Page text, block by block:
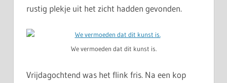
rustig plekje uit het zicht hadden gevonden.
We vermoeden dat dit kunst is.
Vrijdagochtend was het flink fris. Na een kop